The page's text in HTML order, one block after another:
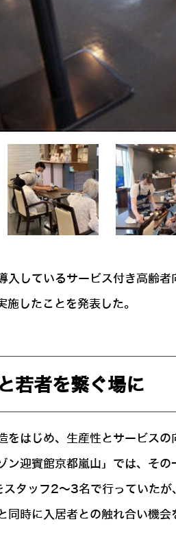
しているサービス付き高齢
したことを発表した。
若者を繋ぐ場に
はじめ、生産性とサービス
迎賓館京都嵐山」では、そ
タッフ2～3名で行っていた
時に入居者との触れ合い機会